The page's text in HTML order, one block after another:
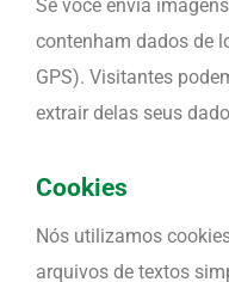
Se você envia
contenham dados de
GPS). Visitantes
extrair delas seus
Cookies
Nós utilizamos
arquivos de textos